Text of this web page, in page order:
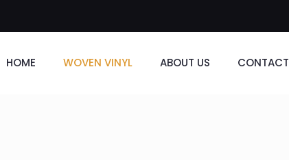
HOME WOVEN VINYL ABOUT US CONTACT